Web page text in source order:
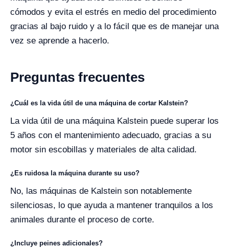
cómodos y evita el estrés en medio del procedimiento
gracias al bajo ruido y a lo fácil que es de manejar una
vez se aprende a hacerlo.
Preguntas frecuentes
¿Cuál es la vida útil de una máquina de cortar Kalstein?
La vida útil de una máquina Kalstein puede superar los
5 años con el mantenimiento adecuado, gracias a su
motor sin escobillas y materiales de alta calidad.
¿Es ruidosa la máquina durante su uso?
No, las máquinas de Kalstein son notablemente
silenciosas, lo que ayuda a mantener tranquilos a los
animales durante el proceso de corte.
¿Incluye peines adicionales?